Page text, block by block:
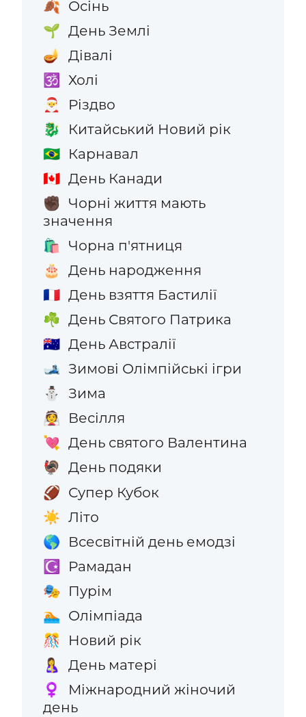
🍂 Осінь
🌱 День Землі
🪔 Дівалі
🕉️ Холі
🎅 Різдво
🐉 Китайський Новий рік
🇧🇷 Карнавал
🇨🇦 День Канади
✊🏿 Чорні життя мають
значення
🛍️ Чорна п'ятниця
🎂 День народження
🇫🇷 День взяття Бастилії
☘️ День Святого Патрика
🇦🇺 День Австралії
🎿 Зимові Олімпійські ігри
⛄ Зима
👰 Весілля
💘 День святого Валентина
🦃 День подяки
🏈 Супер Кубок
☀️ Літо
🌎 Всесвітній день емодзі
☪️ Рамадан
🎭 Пурім
🏊 Олімпіада
🎊 Новий рік
🤱 День матері
♀️
Міжнародний жіночий
день